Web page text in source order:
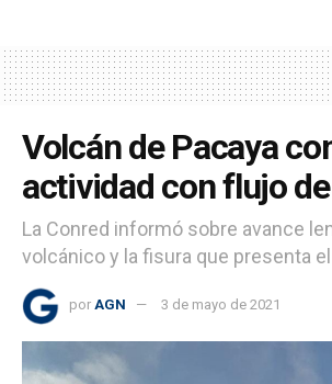
Volcán de Pacaya
actividad con flujo
La Conred informó sobre avance
volcánico y la fisura que presenta
por AGN 3 de mayo de 2021